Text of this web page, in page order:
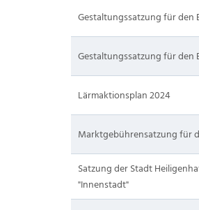
Gestaltungssatzung für den
Gestaltungssatzung für den
Lärmaktionsplan 2024
Marktgebührensatzung für
Satzung der Stadt
"Innenstadt"